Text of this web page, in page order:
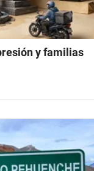
y familias